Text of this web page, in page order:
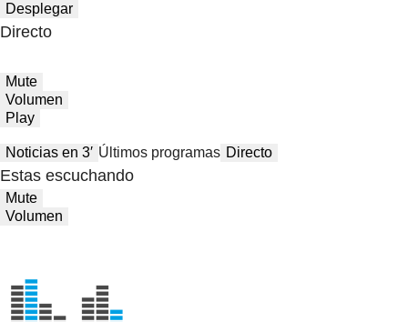
Desplegar
Directo
Mute
Volumen
Play
Noticias en 3′ Últimos programas Directo
Estas escuchando
Mute
Volumen